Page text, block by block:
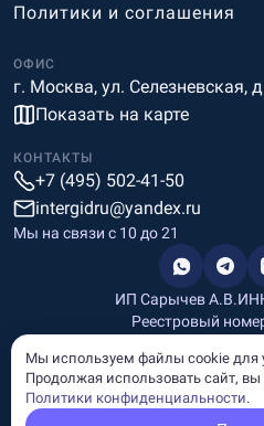
ОФИС
г. Москва, ул. Селезневская,
Показать на карте
Политики и соглашения
КОНТАКТЫ
+7 (495) 502-41-50
intergidru@yandex.ru
Мы на связи c 10 до 21
ИП Сарычев А.В.
Реестровый
Информация, размещённая на
характер и не является
Мы используем файлы cookie для
Продолжая использовать сайт,
Политики конфиденциальности.